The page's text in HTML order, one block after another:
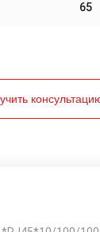
65